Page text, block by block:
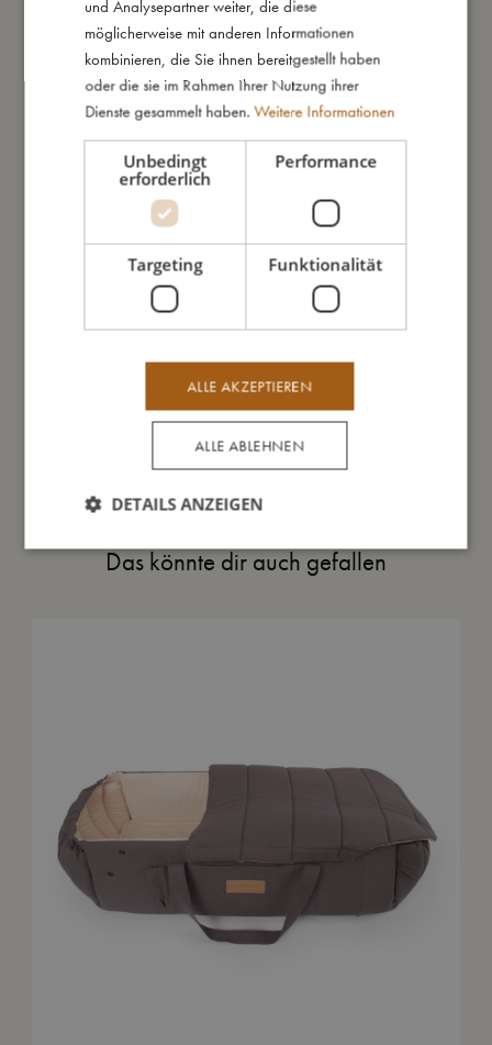
Meine besondere Merkmale:
- Hergestellt aus 100% Bio-Baumwolle.
- GOTS organic zertifiziert von CERES-0300.
- Kissenbezug: 40 x 45 cm
- Bettbezug: 100 x 140 cm
Daraus bin ich gemacht
Das könnte dir auch gefallen
und Analysepartner weiter, die diese
möglicherweise mit anderen Informationen
kombinieren, die Sie ihnen bereitgestellt haben
oder die sie im Rahmen Ihrer Nutzung ihrer
Dienste gesammelt haben. Weitere Informationen
Unbedingt
erforderlich
Performance
Targeting Funktionalität
ALLE AKZEPTIEREN
ALLE ABLEHNEN
DETAILS ANZEIGEN